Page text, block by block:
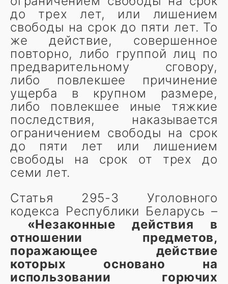
до трех лет, или лишением
свободы на срок до пяти лет. То
же действие, совершенное
повторно, либо группой лиц по
предварительному сговору,
либо повлекшее причинение
ущерба в крупном размере,
либо повлекшее иные тяжкие
последствия, наказывается
ограничением свободы на срок
до пяти лет или лишением
свободы на срок от трех до
семи лет.
Статья 295-3 Уголовного
кодекса Республики Беларусь –
«Незаконные действия в
отношении предметов,
поражающее действие
которых основано на
использовании горючих